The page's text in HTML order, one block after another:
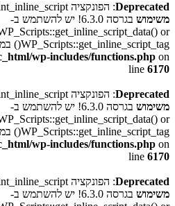
Deprecated: הפונקציה WP_Scripts::print_inline_script
משימוש
בגרסה 6.3.0! יש להשתמש ב-
or
WP_Scripts::get_inline_script_tag() במקום. in
wp-includes/functions.php on
line 6170
Deprecated: הפונקציה WP_Scripts::print_inline_script
משימוש
בגרסה 6.3.0! יש להשתמש ב-
or
WP_Scripts::get_inline_script_tag() במקום. in
wp-includes/functions.php on
line 6170
Deprecated: הפונקציה WP_Scripts::print_inline_script
משימוש
בגרסה 6.3.0! יש להשתמש ב-